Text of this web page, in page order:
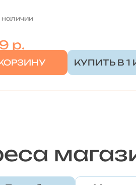
наличии
р.
КУПИТЬ В 1